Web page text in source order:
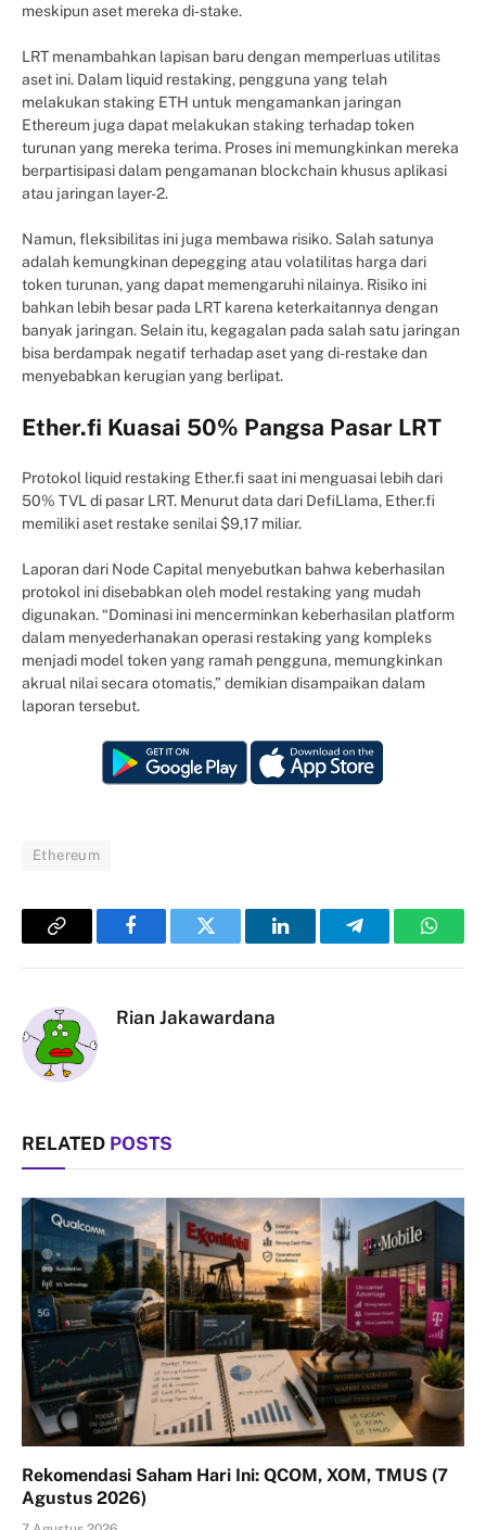
meskipun aset mereka di-stake.
LRT menambahkan lapisan baru dengan memperluas utilitas
aset ini. Dalam liquid restaking, pengguna yang telah
melakukan staking ETH untuk mengamankan jaringan
Ethereum juga dapat melakukan staking terhadap token
turunan yang mereka terima. Proses ini memungkinkan mereka
berpartisipasi dalam pengamanan blockchain khusus aplikasi
atau jaringan layer-2.
Namun, fleksibilitas ini juga membawa risiko. Salah satunya
adalah kemungkinan depegging atau volatilitas harga dari
token turunan, yang dapat memengaruhi nilainya. Risiko ini
bahkan lebih besar pada LRT karena keterkaitannya dengan
banyak jaringan. Selain itu, kegagalan pada salah satu jaringan
bisa berdampak negatif terhadap aset yang di-restake dan
menyebabkan kerugian yang berlipat.
Ether.fi Kuasai 50% Pangsa Pasar LRT
Protokol liquid restaking Ether.fi saat ini menguasai lebih dari
50% TVL di pasar LRT. Menurut data dari DefiLlama, Ether.fi
memiliki aset restake senilai $9,17 miliar.
Laporan dari Node Capital menyebutkan bahwa keberhasilan
protokol ini disebabkan oleh model restaking yang mudah
digunakan. “Dominasi ini mencerminkan keberhasilan platform
dalam menyederhanakan operasi restaking yang kompleks
menjadi model token yang ramah pengguna, memungkinkan
akrual nilai secara otomatis,” demikian disampaikan dalam
laporan tersebut.
Ethereum
Copy
FacebookTwitter LinkedInTelegram
Rian Jakawardana
RELATED POSTS
Rekomendasi Saham Hari Ini: QCOM, XOM, TMUS (7
Agustus 2026)